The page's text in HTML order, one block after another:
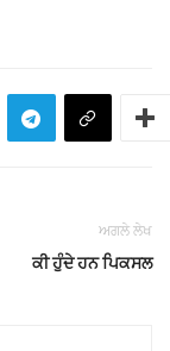
ਅਗਲੇ ਲੇਖ
ਕੀ ਹੁੰਦੇ ਹਨ ਪਿਕਸਲ